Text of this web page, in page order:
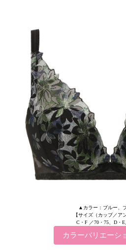
▲カラー：ブルー、
【サイズ（カップ／ア
C・F ／70・75、D・E
カラーバリエーシ